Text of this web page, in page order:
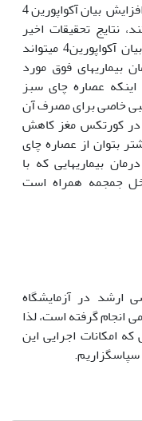
هم خوردن هومئوستازی مایعات مغزی و افزایش بیان آکواپورین 4
تحقیقات اخیر
نشان داده که هر عامل مهار کننده‏ی بیان آکواپورین4 می‏تواند
بیماری­های فوق مورد
اینکه عصاره چای سبز
خاصی برای مصرف آن
توانست بیان آکواپورین4 را در کورتکس مغز کاهش
بتوان از عصاره چای
بیماری‏هایی که با
4 و فشار داخل جمجمه همراه است
ارشد در آزمایشگاه
انجام گرفته است، لذا
امکانات اجرایی این
سپاسگزاریم.